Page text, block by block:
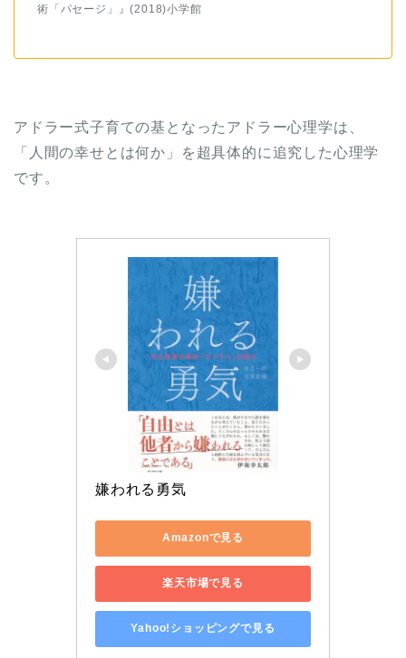
術「パセージ」』(2018)小学館
アドラー式子育ての基となったアドラー心理学は、
「人間の幸せとは何か」を超具体的に追究した心理学
です。
嫌われる勇気
Amazonで見る
楽天市場で見る
Yahoo!ショッピングで見る